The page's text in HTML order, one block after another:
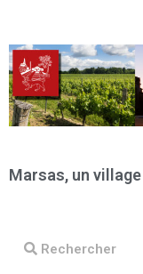
Marsas, un village
Rechercher